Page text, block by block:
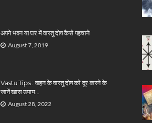
अपने भवन या घर में वास्तु दोष कैसे पहचाने
August 7, 2019
Vastu Tips : वाहन के वास्तु दोष को दूर करने के
जानें खास उपाय…
August 28, 2022